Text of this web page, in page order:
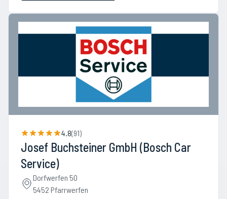
4.8(91)
Josef Buchsteiner GmbH (Bosch Car
Service)
Dorfwerfen 50
5452 Pfarrwerfen